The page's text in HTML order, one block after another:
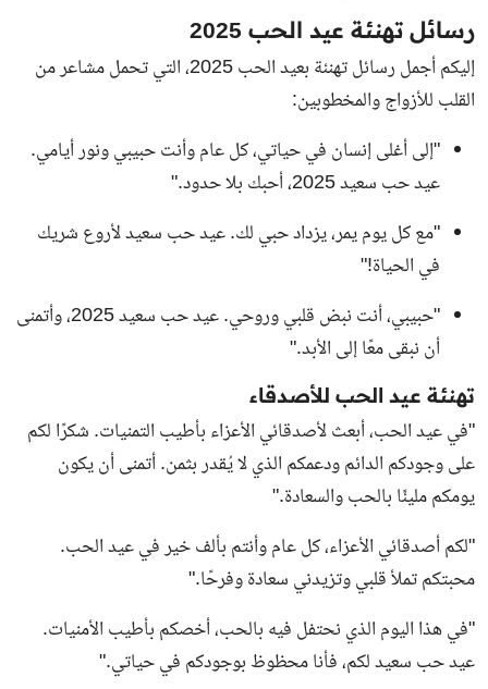
رسائل تهنئة عيد الحب 2025
إليكم أجمل رسائل تهنئة بعيد الحب 2025، التي تحمل مشاعر من
القلب للأزواج والمخطوبين:
"إلى أغلى إنسان في حياتي، كل عام وأنت حبيبي ونور أيامي.
عيد حب سعيد 2025، أحبك بلا حدود."
"مع كل يوم يمر، يزداد حبي لك. عيد حب سعيد لأروع شريك
في الحياة!"
"حبيبي، أنت نبض قلبي وروحي. عيد حب سعيد 2025، وأتمنى
أن نبقى معًا إلى الأبد."
تهنئة عيد الحب للأصدقاء
"في عيد الحب، أبعث لأصدقائي الأعزاء بأطيب التمنيات. شكرًا لكم
على وجودكم الدائم ودعمكم الذي لا يُقدر بثمن. أتمنى أن يكون
يومكم مليئًا بالحب والسعادة."
"لكم أصدقائي الأعزاء، كل عام وأنتم بألف خير في عيد الحب.
محبتكم تملأ قلبي وتزيدني سعادة وفرحًا."
"في هذا اليوم الذي نحتفل فيه بالحب، أخصكم بأطيب الأمنيات.
عيد حب سعيد لكم، فأنا محظوظ بوجودكم في حياتي."